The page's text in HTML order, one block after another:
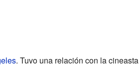
. Tuvo una relación con la cineasta